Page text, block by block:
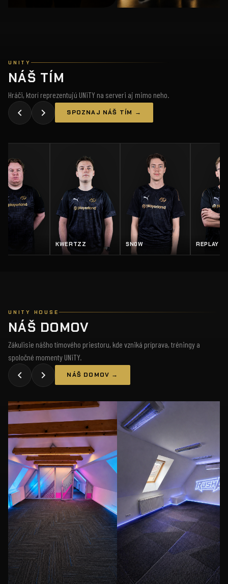
UNITY
NÁŠ TÍM
Hráči, ktorí reprezentujú UNiTY na serveri aj mimo neho.
SPOZNAJ NÁŠ TÍM →
KWERTZZ SN0W REPLAY
UNITY HOUSE
NÁŠ DOMOV
Zákulisie nášho tímového priestoru, kde vzniká príprava, tréningy a
spoločné momenty UNiTY.
NÁŠ DOMOV →